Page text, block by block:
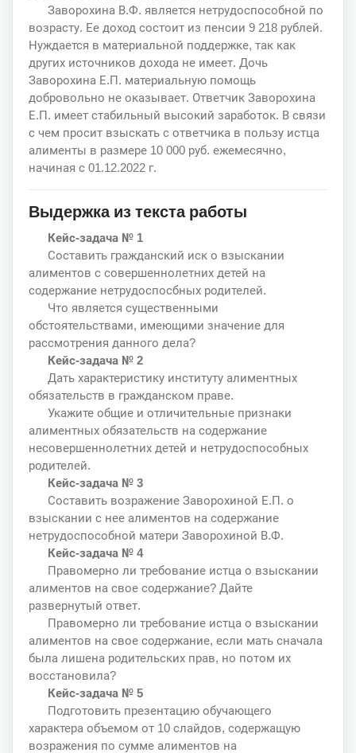
Заворохина В.Ф. является нетрудоспособной по
возрасту. Ее доход состоит из пенсии 9 218 рублей.
Нуждается в материальной поддержке, так как
других источников дохода не имеет. Дочь
Заворохина Е.П. материальную помощь
добровольно не оказывает. Ответчик Заворохина
Е.П. имеет стабильный высокий заработок. В связи
с чем просит взыскать с ответчика в пользу истца
алименты в размере 10 000 руб. ежемесячно,
начиная с 01.12.2022 г.
Выдержка из текста работы
Кейс-задача № 1
Составить гражданский иск о взыскании
алиментов с совершеннолетних детей на
содержание нетрудоспосбных родителей.
Что является существенными
обстоятельствами, имеющими значение для
рассмотрения данного дела?
Кейс-задача № 2
Дать характеристику институту алиментных
обязательств в гражданском праве.
Укажите общие и отличительные признаки
алиментных обязательств на содержание
несовершеннолетних детей и нетрудоспособных
родителей.
Кейс-задача № 3
Составить возражение Заворохиной Е.П. о
взыскании с нее алиментов на содержание
нетрудоспособной матери Заворохиной В.Ф.
Кейс-задача № 4
Правомерно ли требование истца о взыскании
алиментов на свое содержание? Дайте
развернутый ответ.
Правомерно ли требование истца о взыскании
алиментов на свое содержание, если мать сначала
была лишена родительских прав, но потом их
восстановила?
Кейс-задача № 5
Подготовить презентацию обучающего
характера объемом от 10 слайдов, содержащую
возражения по сумме алиментов на